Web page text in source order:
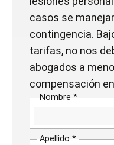
casos se
contingencia.
tarifas, no nos
abogados a
compensación
Nombre *
Apellido *